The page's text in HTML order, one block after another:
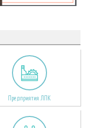
Предприятия ЛПК